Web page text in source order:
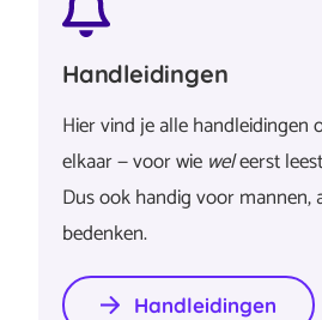
koelkast of router – handig
bericht
Handleidingen
Hier vind je alle handleidingen
elkaar — voor wie weleerst
Dus ook handig voor mannen,
bedenken.
Handleidingen